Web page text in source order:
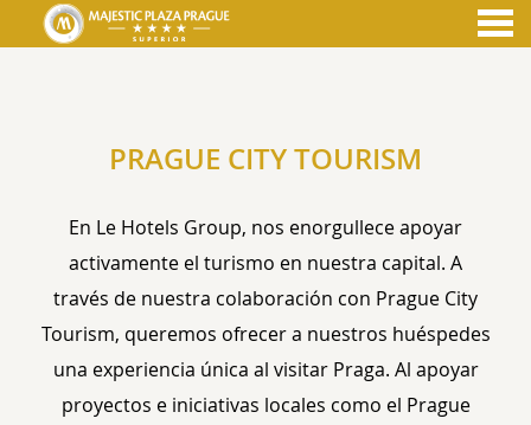
PRAGUE CITY TOURISM
En Le Hotels Group, nos enorgullece apoyar
activamente el turismo en nuestra capital. A
través de nuestra colaboración con Prague City
Tourism, queremos ofrecer a nuestros huéspedes
una experiencia única al visitar Praga. Al apoyar
proyectos e iniciativas locales como el Prague